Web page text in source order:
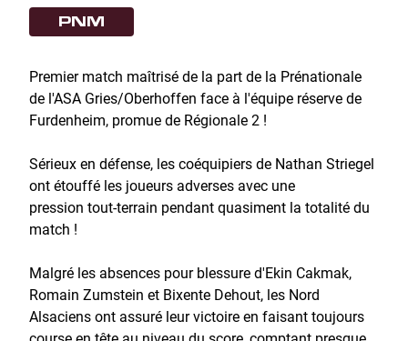
PNM
Premier match maîtrisé de la part de la Prénationale
de l'ASA Gries/Oberhoffen face à l'équipe réserve de
Furdenheim, promue de Régionale 2 !
Sérieux en défense, les coéquipiers de Nathan Striegel
ont étouffé les joueurs adverses avec une
pression tout-terrain pendant quasiment la totalité du
match !
Malgré les absences pour blessure d'Ekin Cakmak,
Romain Zumstein et Bixente Dehout, les Nord
Alsaciens ont assuré leur victoire en faisant toujours